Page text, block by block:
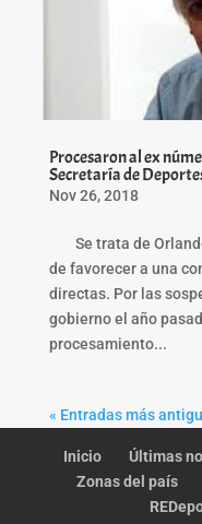
Procesaron al ex
Secretaría de
Nov 26, 2018
Se trata de
de favorecer a una
directas. Por las
gobierno el año
procesamiento...
« Entradas más
Inicio Últimas
Zonas del país